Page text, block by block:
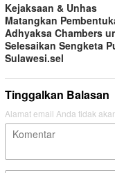
Kejaksaan & Unhas
Matangkan
Adhyaksa Chambers
Selesaikan Sengketa
Sulawesi.sel
Tinggalkan Balasan
Alamat email Anda tidak